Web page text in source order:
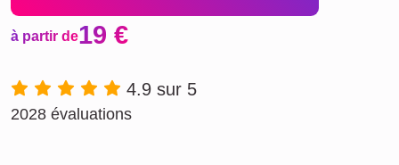
à partir de19 €
4.9 sur 5
2028 évaluations